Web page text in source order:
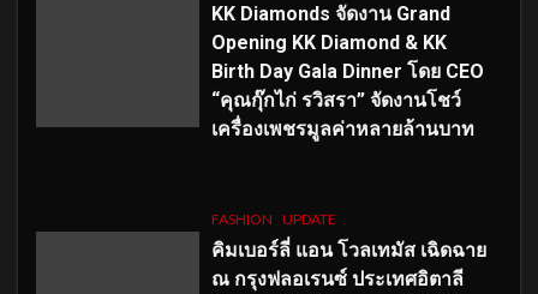
KK Diamonds จัดงาน Grand
Opening KK Diamond & KK
Birth Day Gala Dinner โดย CEO
“คุณกุ๊กไก่ รวิสรา” จัดงานโชว์
เครื่องเพชรมูลค่าหลายล้านบาท
FASHION UPDATE
คิมเบอร์ลี่ แอน โวลเทมัส เฉิดฉาย
ณ กรุงฟลอเรนซ์ ประเทศอิตาลี